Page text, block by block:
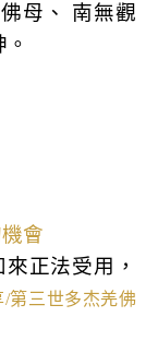
母、 南無觀
會
正法受用，
/第三世多杰羌佛